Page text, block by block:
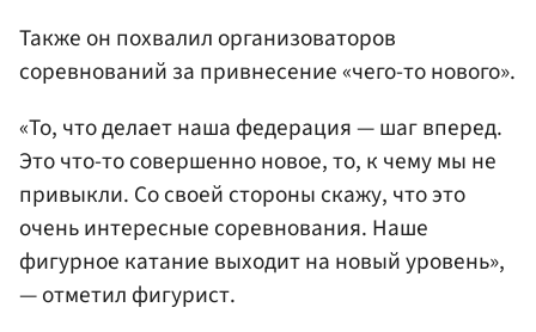
Также он похвалил организоваторов
соревнований за привнесение «чего-то нового».
«То, что делает наша федерация — шаг вперед.
Это что-то совершенно новое, то, к чему мы не
привыкли. Со своей стороны скажу, что это
очень интересные соревнования. Наше
фигурное катание выходит на новый уровень»,
— отметил фигурист.